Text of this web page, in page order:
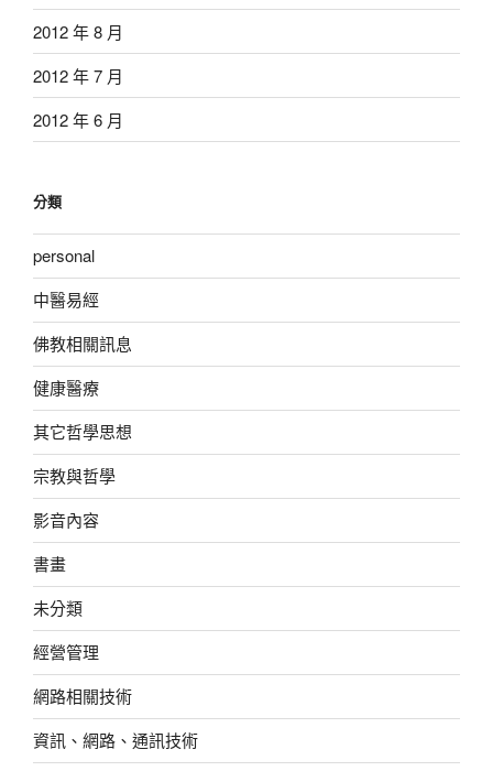
2012 年 8 月
2012 年 7 月
2012 年 6 月
分類
personal
中醫易經
佛教相關訊息
健康醫療
其它哲學思想
宗教與哲學
影音內容
書畫
未分類
經營管理
網路相關技術
資訊、網路、通訊技術